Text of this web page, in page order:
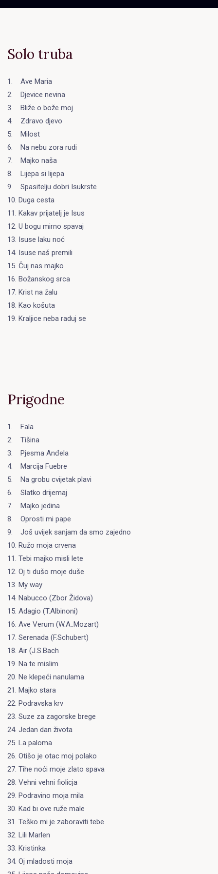
Solo truba
1. Ave Maria
2. Djevice nevina
3. Bliže o bože moj
4. Zdravo djevo
5. Milost
6. Na nebu zora rudi
7. Majko naša
8. Lijepa si lijepa
9. Spasitelju dobri Isukrste
10. Duga cesta
11. Kakav prijatelj je Isus
12. U bogu mirno spavaj
13. Isuse laku noć
14. Isuse naš premili
15. Čuj nas majko
16. Božanskog srca
17. Krist na žalu
18. Kao košuta
19. Kraljice neba raduj se
Prigodne
1. Fala
2. Tišina
3. Pjesma Anđela
4. Marcija Fuebre
5. Na grobu cvijetak plavi
6. Slatko drijemaj
7. Majko jedina
8. Oprosti mi pape
9. Još uvijek sanjam da smo zajedno
10. Ružo moja crvena
11. Tebi majko misli lete
12. Oj ti dušo moje duše
13. My way
14. Nabucco (Zbor Židova)
15. Adagio (T.Albinoni)
16. Ave Verum (W.A..Mozart)
17. Serenada (F.Schubert)
18. Air (J.S.Bach
19. Na te mislim
20. Ne klepeći nanulama
21. Majko stara
22. Podravska krv
23. Suze za zagorske brege
24. Jedan dan života
25. La paloma
26. Otišo je otac moj polako
27. Tihe noći moje zlato spava
28. Vehni vehni fiolicja
29. Podravino moja mila
30. Kad bi ove ruže male
31. Teško mi je zaboraviti tebe
32. Lili Marlen
33. Kristinka
34. Oj mladosti moja